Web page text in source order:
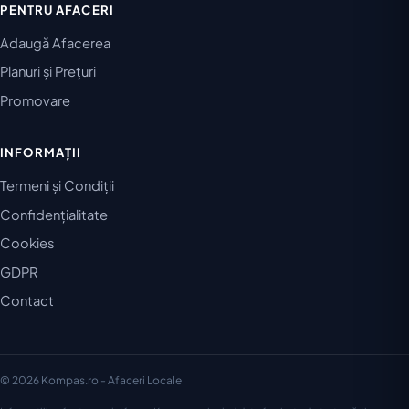
PENTRU AFACERI
Adaugă Afacerea
Planuri și Prețuri
Promovare
INFORMAȚII
Termeni și Condiții
Confidențialitate
Cookies
GDPR
Contact
© 2026 Kompas.ro - Afaceri Locale